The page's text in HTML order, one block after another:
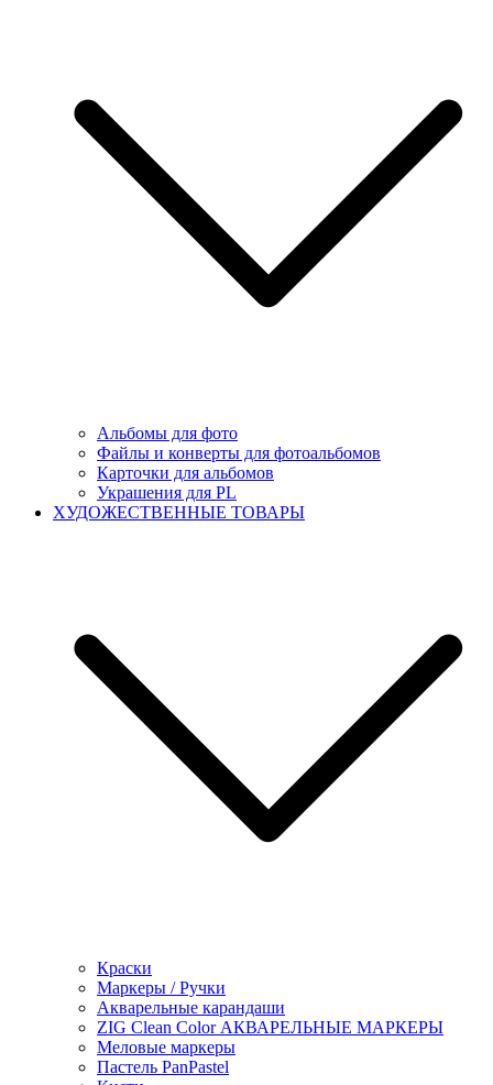
Альбомы для фото
Файлы и конверты для фотоальбомов
Карточки для альбомов
Украшения для PL
ХУДОЖЕСТВЕННЫЕ ТОВАРЫ
Краски
Маркеры / Ручки
Акварельные карандаши
ZIG Clean Color АКВАРЕЛЬНЫЕ МАРКЕРЫ
Меловые маркеры
Пастель PanPastel